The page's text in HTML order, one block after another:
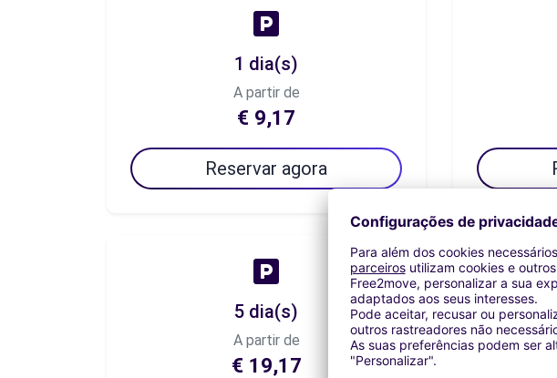
1 dia(s)
A partir de
€ 9,17
Reservar agora
5 dia(s)
A partir de
€ 19,17